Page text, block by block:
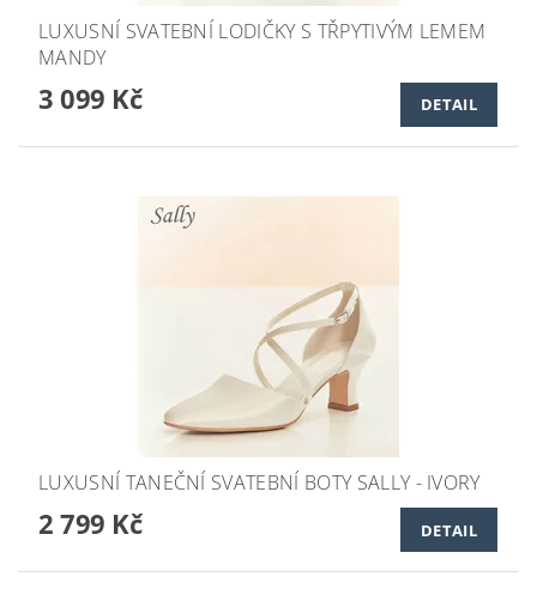
LUXUSNÍ SVATEBNÍ LODIČKY S TŘPYTIVÝM LEMEM
MANDY
3 099 Kč DETAIL
LUXUSNÍ TANEČNÍ SVATEBNÍ BOTY SALLY - IVORY
2 799 Kč DETAIL